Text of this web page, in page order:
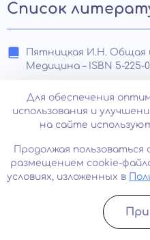
Список
Пятницкая И.Н. Общая
Медицина – ISBN 5-225-
А. В. Мельников —
медицина, 2017 — ISBN
Рослый И.М.
МИА – ISBN 978-5-894-
Шабанов П.Д.
специалиста.
Курек Н.С. Нарушения
Записатьcя
Для обеспечения
использования и
на сайте
Продолжая
размещением cookie-
условиях, изложенных в